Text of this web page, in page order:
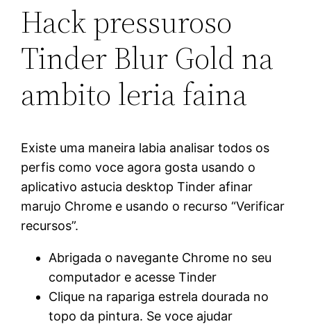
Hack pressuroso
Tinder Blur Gold na
ambito leria faina
Existe uma maneira labia analisar todos os
perfis como voce agora gosta usando o
aplicativo astucia desktop Tinder afinar
marujo Chrome e usando o recurso “Verificar
recursos”.
Abrigada o navegante Chrome no seu
computador e acesse Tinder
Clique na rapariga estrela dourada no
topo da pintura. Se voce ajudar